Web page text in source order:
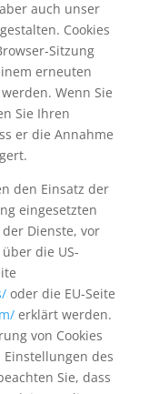
auch unser
Cookies
Sitzung
erneuten
Wenn Sie
Sie Ihren
er die Annahme
den Einsatz der
eingesetzten
Dienste, vor
die US-
oder die EU-Seite
erklärt werden.
von Cookies
des
Sie, dass